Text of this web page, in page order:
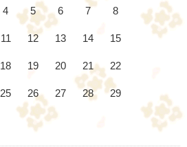
4 5 6 7 8
11 12 13 14 15
18 19 20 21 22
25 26 27 28 29